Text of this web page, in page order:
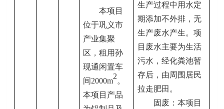
本项目
位于巩义市
产业集聚
区 ，租用孙
现通闲置车
间2000m
2
。
本项目产品
生产过程中用水定
期添加不外排 ，无
生产废水产生。项
目废水主要为生活
污水，经化粪池暂
存后， 由周围居民
拉走肥田 。
固废：本项目